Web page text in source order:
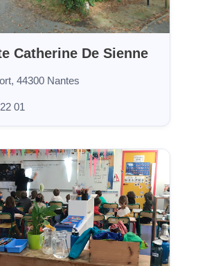
Catherine De Sienne
44300 Nantes
01